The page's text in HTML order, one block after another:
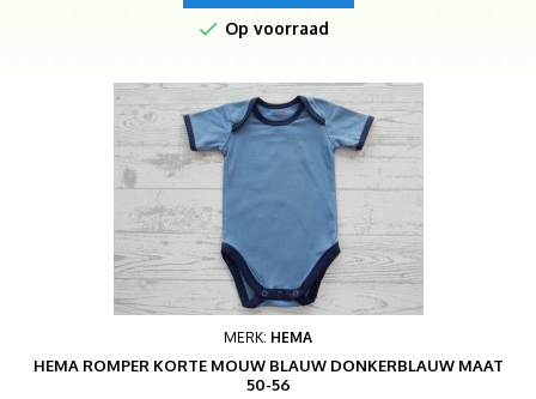
 Op voorraad
MERK: HEMA
HEMA ROMPER KORTE MOUW BLAUW DONKERBLAUW MAAT
50-56